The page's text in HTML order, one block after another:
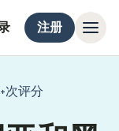
注册
次评分